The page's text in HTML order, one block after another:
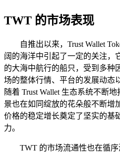
TWT 的市场表现
自推出以来，Trust Wallet
阔的海洋中引起了一定的关注，
的大海中航行的船只，受到多种
场的整体行情、平台的发展动态
随着 Trust Wallet 生态系统不断
景也在如同绽放的花朵般不断增
价格的稳定增长奠定了坚实的基
力。
TWT 的市场流通性也在循